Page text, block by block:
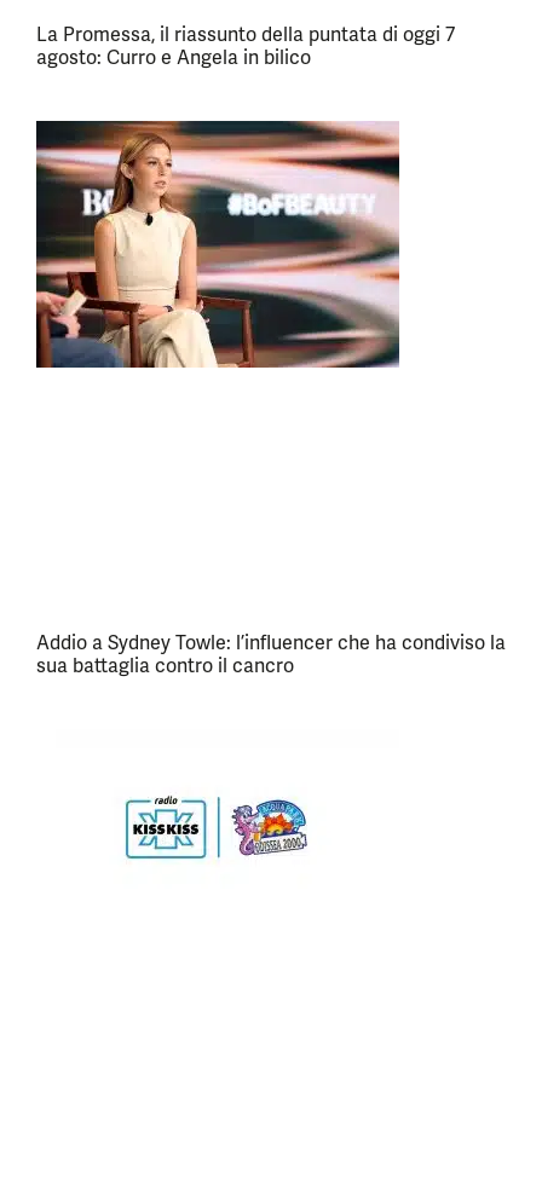
La Promessa, il riassunto della puntata di oggi 7
agosto: Curro e Angela in bilico
Addio a Sydney Towle: l’influencer che ha condiviso la
sua battaglia contro il cancro